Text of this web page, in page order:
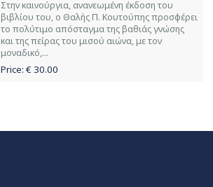
Στην καινούργια, ανανεωμένη έκδοση του
βιβλίου του, ο Θαλής Π. Κουτούπης προσφέρει
το πολύτιμο απόσταγμα της βαθιάς γνώσης
και της πείρας του μισού αιώνα, με τον
μοναδικό,...
Price: € 30.00